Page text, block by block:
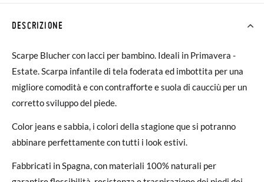
DESCRIZIONE
Scarpe Blucher con lacci per bambino. Ideali in Primavera -
Estate. Scarpa infantile di tela foderata ed imbottita per una
migliore comodità e con contrafforte e suola di caucciù per un
corretto sviluppo del piede.
Color jeans e sabbia, i colori della stagione que si potranno
abbinare perfettamente con tutti i look estivi.
Fabbricati in Spagna, con materiali 100% naturali per